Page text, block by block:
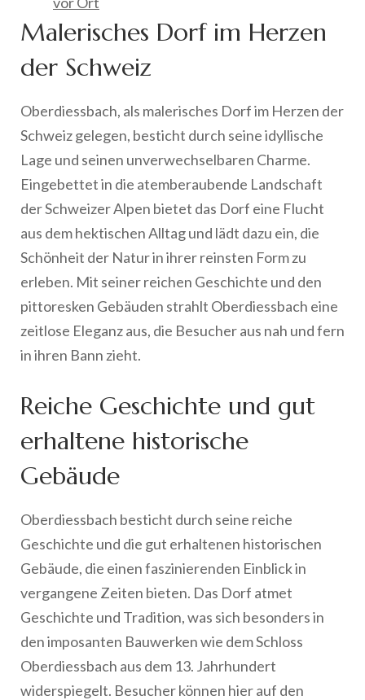
Malerisches Dorf im Herzen
der Schweiz
Oberdiessbach, als malerisches Dorf im Herzen der
Schweiz gelegen, besticht durch seine idyllische
Lage und seinen unverwechselbaren Charme.
Eingebettet in die atemberaubende Landschaft
der Schweizer Alpen bietet das Dorf eine Flucht
aus dem hektischen Alltag und lädt dazu ein, die
Schönheit der Natur in ihrer reinsten Form zu
erleben. Mit seiner reichen Geschichte und den
pittoresken Gebäuden strahlt Oberdiessbach eine
zeitlose Eleganz aus, die Besucher aus nah und fern
in ihren Bann zieht.
Reiche Geschichte und gut
erhaltene historische
Gebäude
Oberdiessbach besticht durch seine reiche
Geschichte und die gut erhaltenen historischen
Gebäude, die einen faszinierenden Einblick in
vergangene Zeiten bieten. Das Dorf atmet
Geschichte und Tradition, was sich besonders in
den imposanten Bauwerken wie dem Schloss
Oberdiessbach aus dem 13. Jahrhundert
widerspiegelt. Besucher können hier auf den